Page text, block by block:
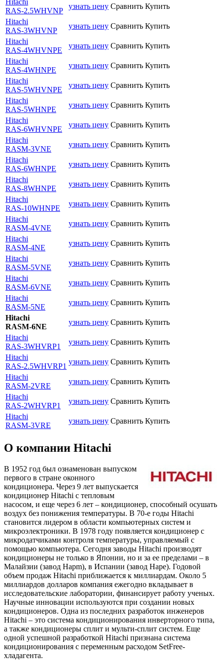
Hitachi
RAS-2.5WHVNP
узнать цену Сравнить Купить
Hitachi
RAS-3WHVNP
узнать цену Сравнить Купить
Hitachi
RAS-4WHVNPE
узнать цену Сравнить Купить
Hitachi
RAS-4WHNPE
узнать цену Сравнить Купить
Hitachi
RAS-5WHVNPE
узнать цену Сравнить Купить
Hitachi
RAS-5WHNPE
узнать цену Сравнить Купить
Hitachi
RAS-6WHVNPE
узнать цену Сравнить Купить
Hitachi
RASM-3VNE
узнать цену Сравнить Купить
Hitachi
RAS-6WHNPE
узнать цену Сравнить Купить
Hitachi
RAS-8WHNPE
узнать цену Сравнить Купить
Hitachi
RAS-10WHNPE
узнать цену Сравнить Купить
Hitachi
RASM-4VNE
узнать цену Сравнить Купить
Hitachi
RASM-4NE
узнать цену Сравнить Купить
Hitachi
RASM-5VNE
узнать цену Сравнить Купить
Hitachi
RASM-6VNE
узнать цену Сравнить Купить
Hitachi
RASM-5NE
узнать цену Сравнить Купить
Hitachi
RASM-6NE
узнать цену Сравнить Купить
Hitachi
RAS-3WHVRP1
узнать цену Сравнить Купить
Hitachi
RAS-2.5WHVRP1
узнать цену Сравнить Купить
Hitachi
RASM-2VRE
узнать цену Сравнить Купить
Hitachi
RAS-2WHVRP1
узнать цену Сравнить Купить
Hitachi
RASM-3VRE
узнать цену Сравнить Купить
О компании Hitachi
В 1952 год был ознаменован выпуском
первого в стране оконного
кондиционера. Через 9 лет выпускается
кондиционер Hitachi с тепловым
насосом, и еще через 6 лет – кондиционер, способный осушать
воздух без понижения температуры. В 70-е годы Hitachi
становится лидером в области компьютерных систем и
микроэлектроники. В 1978 году появляется кондиционер с
микродатчиками контроля температуры, управляемый с
помощью компьютера. Сегодня заводы Hitachi производят
кондиционеры не только в Японии, но и за ее пределами – в
Малайзии (завод Hapm), в Испании (завод Hape). Годовой
объем продаж Hitachi приближается к миллиардам. Около 5
миллиардов долларов компания ежегодно вкладывает в
исследовательские лаборатории, финансирует работу ученых.
Научные инновации используются при создании новых
кондиционеров. Одна из последних разработок инженеров
Hitachi – это система кондиционирования инверторного типа,
а также кондиционеры сплит и мульти-сплит систем. Еще
одной успешной разработкой Hitachi признана система
кондиционирования с переменным расходом SetFree-
хладагента.